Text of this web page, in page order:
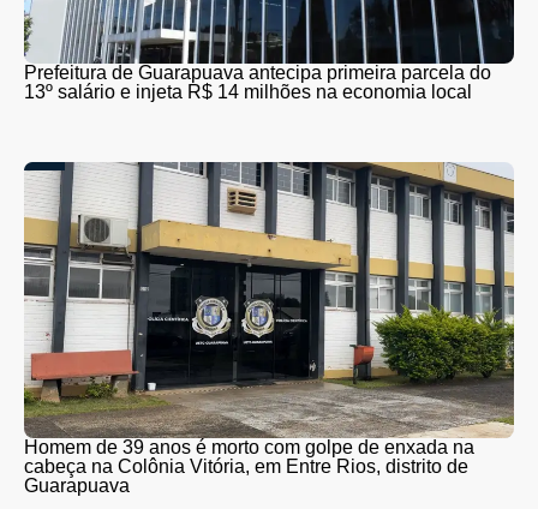
Prefeitura de Guarapuava antecipa primeira parcela do
13º salário e injeta R$ 14 milhões na economia local
Homem de 39 anos é morto com golpe de enxada na
cabeça na Colônia Vitória, em Entre Rios, distrito de
Guarapuava